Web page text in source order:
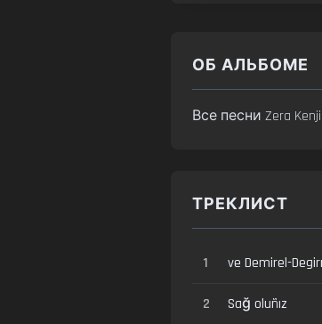
ОБ АЛЬБОМЕ
Все песни Zera
ТРЕКЛИСТ
1 ve Demirel-
2 Sağ oluñız